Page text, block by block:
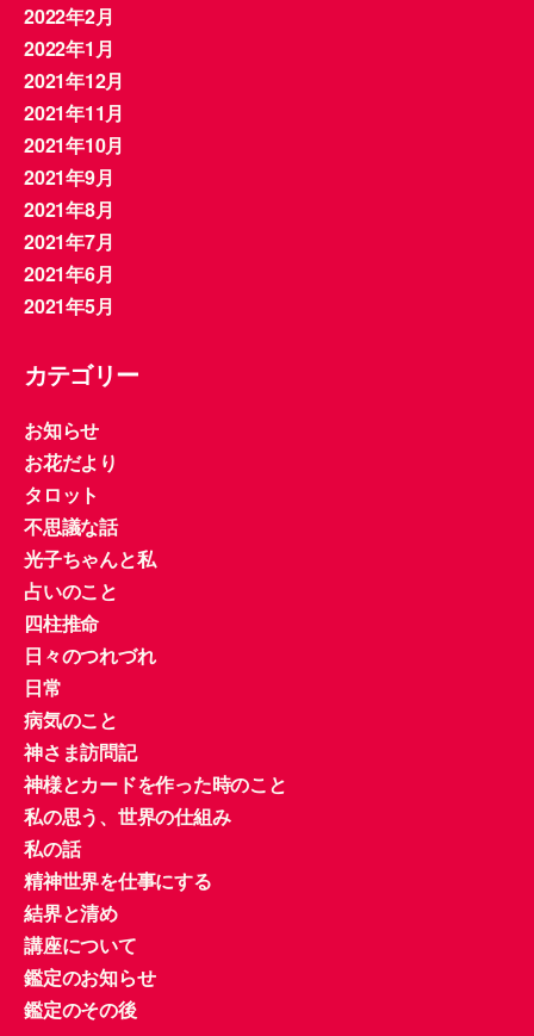
2022年2月
2022年1月
2021年12月
2021年11月
2021年10月
2021年9月
2021年8月
2021年7月
2021年6月
2021年5月
カテゴリー
お知らせ
お花だより
タロット
不思議な話
光子ちゃんと私
占いのこと
四柱推命
日々のつれづれ
日常
病気のこと
神さま訪問記
神様とカードを作った時のこと
私の思う、世界の仕組み
私の話
精神世界を仕事にする
結界と清め
講座について
鑑定のお知らせ
鑑定のその後